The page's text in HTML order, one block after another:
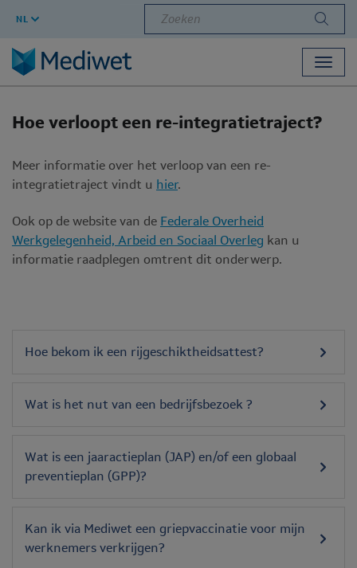
NL Zoeken
Hoe verloopt een re-integratietraject?
Meer informatie over het verloop van een re-
integratietraject vindt u hier.
Ook op de website van de Federale Overheid
Werkgelegenheid, Arbeid en Sociaal Overleg kan u
informatie raadplegen omtrent dit onderwerp.
Hoe bekom ik een rijgeschiktheidsattest?
Wat is het nut van een bedrijfsbezoek ?
Wat is een jaaractieplan (JAP) en/of een globaal
preventieplan (GPP)?
Kan ik via Mediwet een griepvaccinatie voor mijn
werknemers verkrijgen?